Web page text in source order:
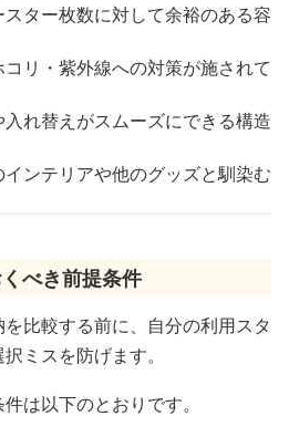
スター枚数に対して余裕のある容
リ・紫外線への対策が施されて
入れ替えがスムーズにできる構造
ンテリアや他のグッズと馴染む
べき前提条件
比較する前に、自分の利用スタ
ミスを防げます。
は以下のとおりです。